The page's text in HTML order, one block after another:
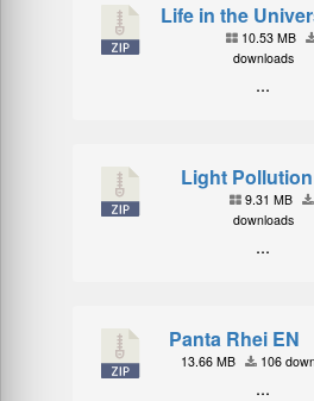
Life in the
10.53 MB
downloads
...
Light
9.31 MB
downloads
...
Panta Rhei EN
13.66 MB 106
...